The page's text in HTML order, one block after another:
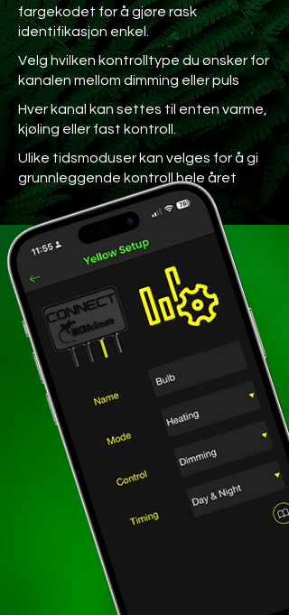
fargekodet for å gjøre rask
identifikasjon enkel.
Velg hvilken kontrolltype du ønsker for
kanalen mellom dimming eller puls
Hver kanal kan settes til enten varme,
kjøling eller fast kontroll.
Ulike tidsmoduser kan velges for å gi
grunnleggende kontroll hele året